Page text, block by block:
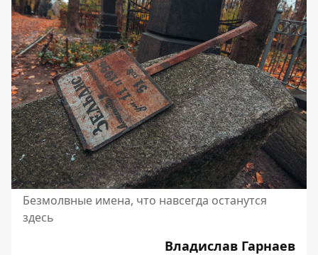
Безмолвные имена, что навсегда останутся
здесь
Владислав Гарнаев